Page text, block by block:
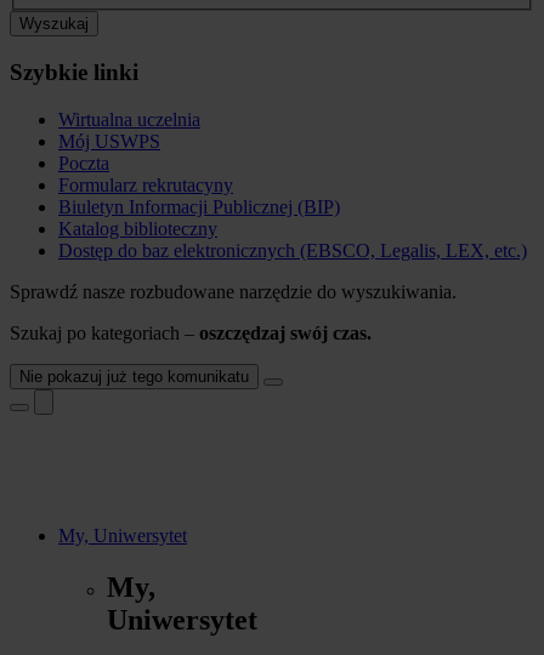
Wyszukaj
Szybkie linki
Wirtualna uczelnia
Mój USWPS
Poczta
Formularz rekrutacyny
Biuletyn Informacji Publicznej (BIP)
Katalog biblioteczny
Dostęp do baz elektronicznych (EBSCO, Legalis, LEX, etc.)
Sprawdź nasze rozbudowane narzędzie do wyszukiwania.
Szukaj po kategoriach – oszczędzaj swój czas.
Nie pokazuj już tego komunikatu
My, Uniwersytet
My,
Uniwersytet